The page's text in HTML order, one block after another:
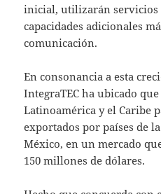
inicial, utilizarán servicios
capacidades adicionales
comunicación.
En consonancia a esta
IntegraTEC ha ubicado
Latinoamérica y el Caribe
exportados por países de
México, en un mercado
150 millones de dólares.